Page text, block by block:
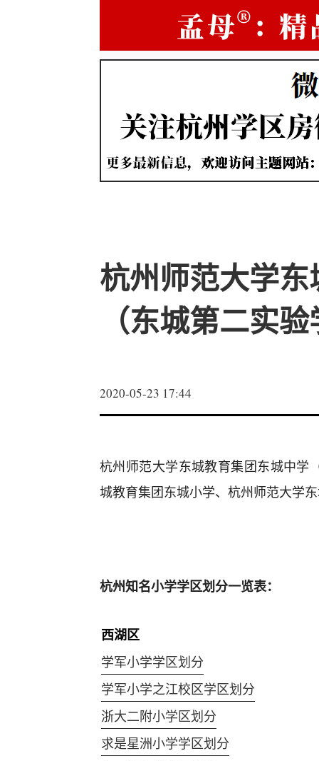
杭州师范大学
（东城第二实
2020-05-23 17:44
杭州师范大学东城教育集团东城中学
城教育集团东城小学、杭州师范大学
杭州知名小学学区划分一览表：
西湖区
学军小学学区划分
学军小学之江校区学区划分
浙大二附小学区划分
求是星洲小学学区划分